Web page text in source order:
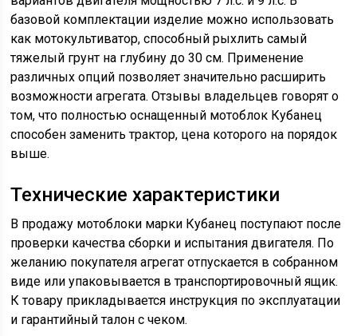
базовой комплектации изделие можно использовать
как мотокультиватор, способный рыхлить самый
тяжелый грунт на глубину до 30 см. Применение
различных опций позволяет значительно расширить
возможности агрегата. Отзывы владельцев говорят о
том, что полностью оснащенный мотоблок Кубанец
способен заменить трактор, цена которого на порядок
выше.
Технические характеристики
В продажу мотоблоки марки Кубанец поступают после
проверки качества сборки и испытания двигателя. По
желанию покупателя агрегат отпускается в собранном
виде или упаковывается в транспортировочный ящик.
К товару прикладывается инструкция по эксплуатации
и гарантийный талон с чеком.